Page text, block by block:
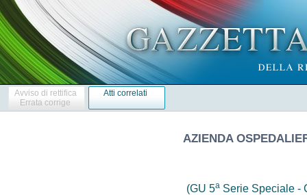
Avviso di rettifica
Errata corrige
Atti correlati
AZIENDA
(GU 5a Serie Speciale -